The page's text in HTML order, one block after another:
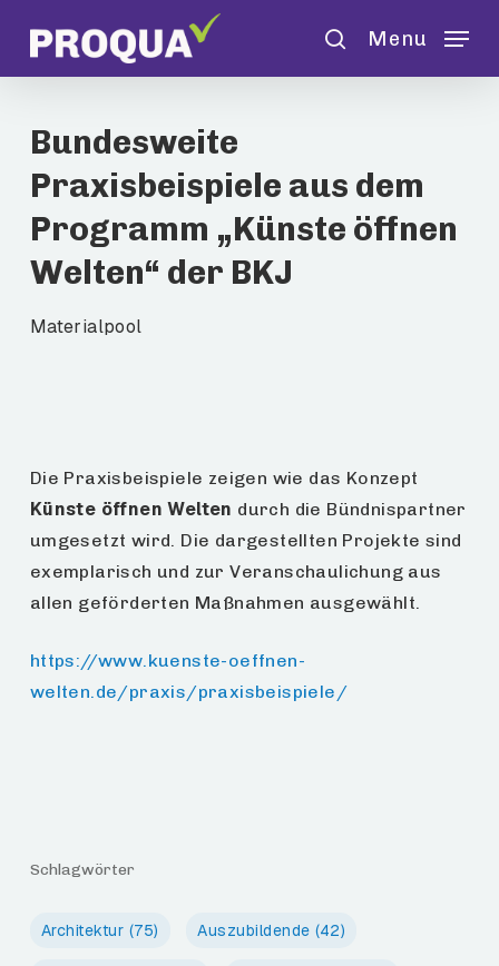
main
searchMenu
Bundesweite
Praxisbeispiele aus dem
Programm „Künste öffnen
Welten“ der BKJ
Materialpool
Die Praxisbeispiele zeigen wie das Konzept
Künste öffnen Welten durch die Bündnispartner
umgesetzt wird. Die dargestellten Projekte sind
exemplarisch und zur Veranschaulichung aus
allen geförderten Maßnahmen ausgewählt.
https://www.kuenste-oeffnen-
welten.de/praxis/praxisbeispiele/
Schlagwörter
Architektur (75) Auszubildende (42)